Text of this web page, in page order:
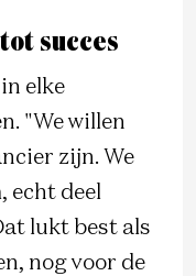
succes
elke
"We willen
zijn. We
echt deel
lukt best als
nog voor de